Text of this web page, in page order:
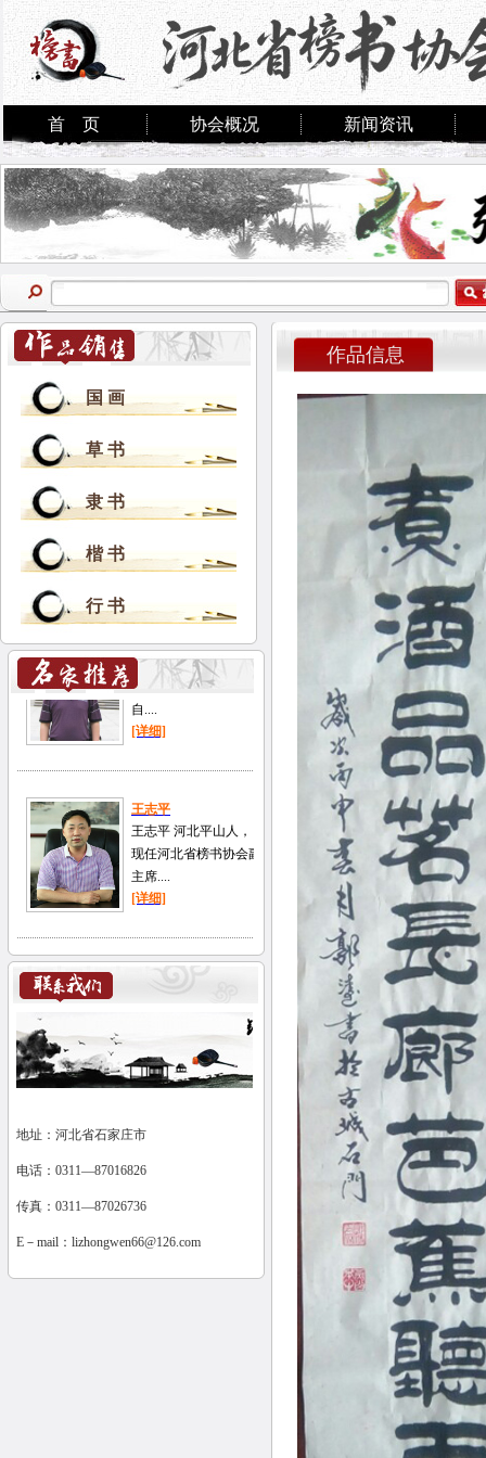
首 页 协会概况 新闻资讯
国 画
草 书
隶 书
楷 书
行 书
地址：河北省石家庄市
电话：0311—87016826
传真：0311—87026736
E－mail： lizhongwen66@126.com
作品信息